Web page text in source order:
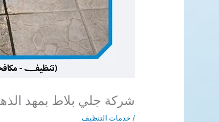
شركة جلي بلاط بمهد
/خدمات التنظيف